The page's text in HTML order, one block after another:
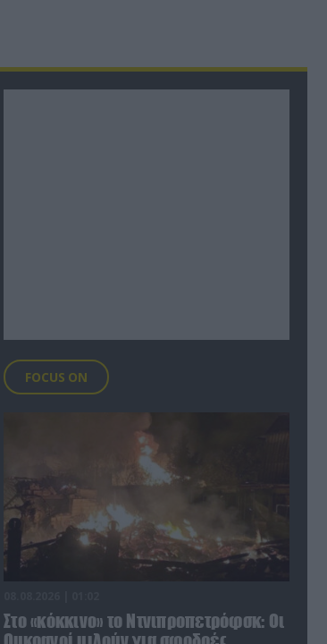
FOCUS ON
Στο «κόκκινο» το Ντνιπροπετρόφσκ: Οι